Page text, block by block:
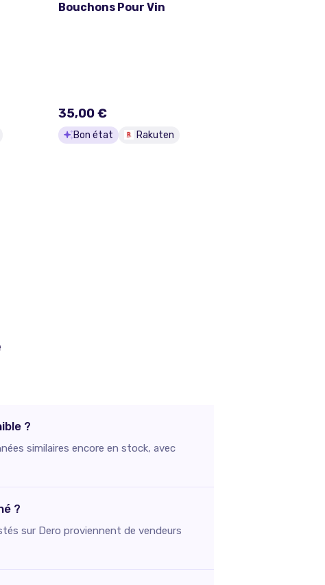
Bouchons Pour Vin
35,00 €
Bon état Rakuten
?
similaires encore en stock, avec
?
sur Dero proviennent de vendeurs